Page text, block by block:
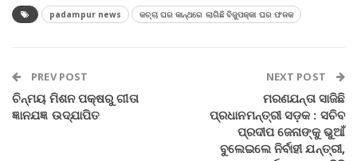
padampur news କଚ୍ଚା ଘର କାନ୍ଥରେ ଲାଗିଛି ବିଜୁପକ୍କା ଘର ଫଳକ
PREV POST
ଚିନ୍ମୟ ମିଶନ ପକ୍ଷରୁ ଗୀତା
ଜ୍ଞାନଯଜ୍ଞ ଉଦ୍‌ଯାପିତ
NEXT POST
ମରଣଯନ୍ତା ସାଜିଛି
ପ୍ରଧାନମନ୍ତ୍ରୀ ସଡ଼କ : ସଚିବ
ପ୍ରଦୀପ ଜେନାଙ୍କୁ ଭୁଆଁ
ବୁଲେଇଲେ ନିର୍ବାହୀ ଯନ୍ତ୍ରୀ,